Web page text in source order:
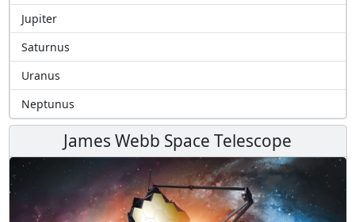
Jupiter
Saturnus
Uranus
Neptunus
James Webb Space Telescope